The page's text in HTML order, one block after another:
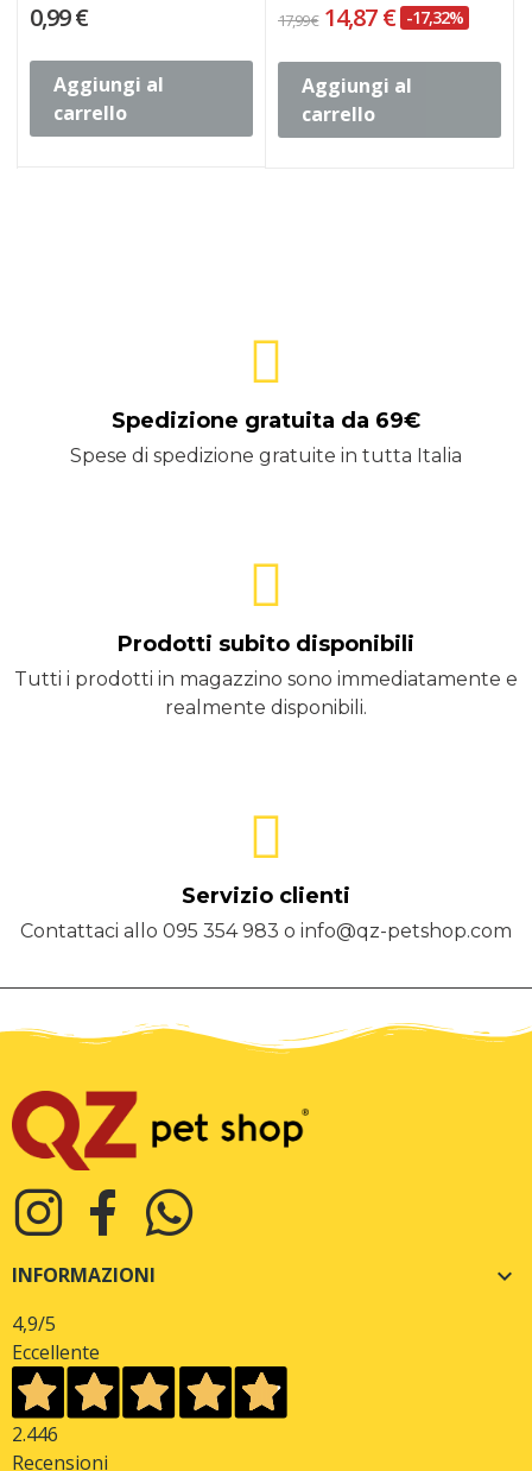
0,99 €
Aggiungi al
carrello
17,99 € 14,87 € -17,32%
Aggiungi al
carrello
Spedizione gratuita da 69€
Spese di spedizione gratuite in tutta Italia
Prodotti subito disponibili
Tutti i prodotti in magazzino sono immediatamente e
realmente disponibili.
Servizio clienti
Contattaci allo 095 354 983 o info@qz-petshop.com
INFORMAZIONI 
4,9/5
Eccellente
2.446
Recensioni